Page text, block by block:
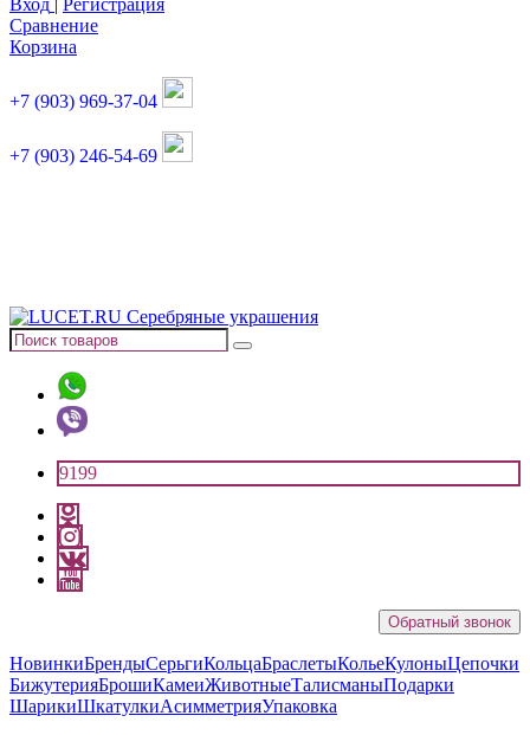
Вход | Регистрация
Сравнение
Корзина
+7 (903) 969-37-04
+7 (903) 246-54-69
9199
Обратный звонок
НовинкиБрендыСерьгиКольцаБраслетыКольеКулоныЦепочки
БижутерияБрошиКамеиЖивотныеТалисманыПодарки
ШарикиШкатулкиАсимметрияУпаковка